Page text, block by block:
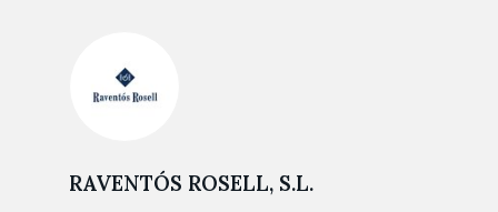
RAVENTÓS ROSELL, S.L.